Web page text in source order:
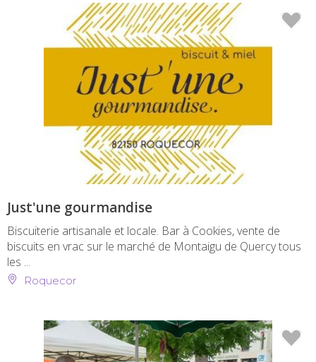
Just'une gourmandise
Biscuiterie artisanale et locale. Bar à Cookies, vente de
biscuits en vrac sur le marché de Montaigu de Quercy tous
les ...
Roquecor